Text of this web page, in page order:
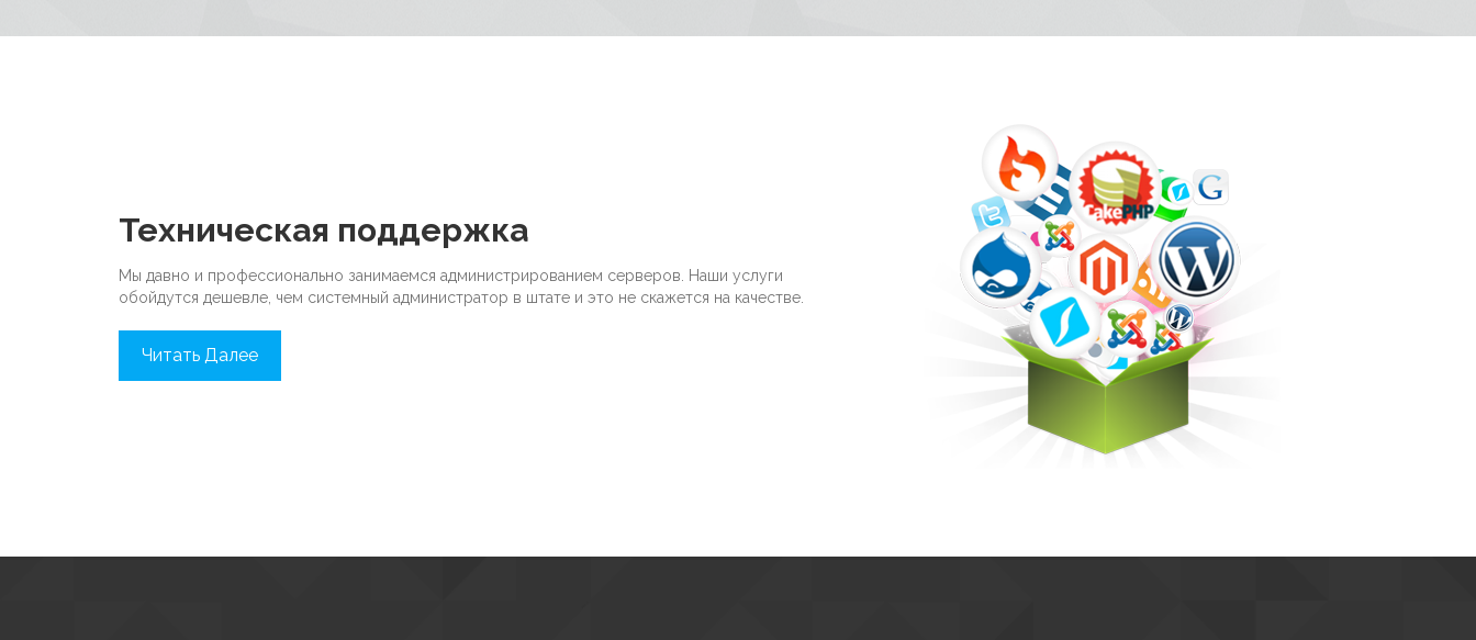
Техническая поддержка
Мы давно и профессионально занимаемся администрированием серверов. Наши услуги
обойдутся дешевле, чем системный администратор в штате и это не скажется на качестве.
Читать Далее